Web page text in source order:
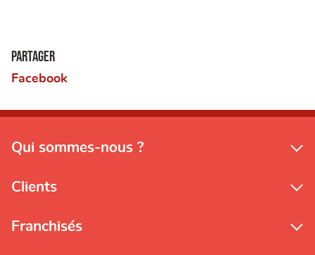
Partager
Facebook
Qui sommes-nous ?
Clients
Franchisés